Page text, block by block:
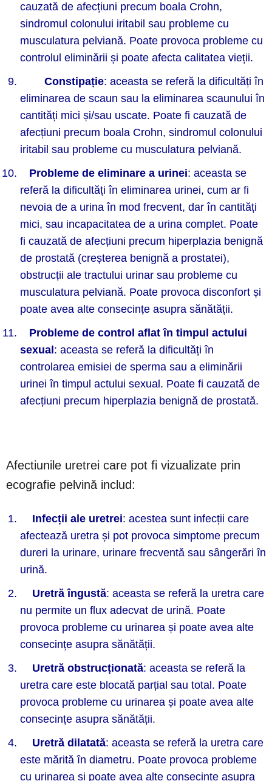
cauzată de afecțiuni precum boala Crohn,
sindromul colonului iritabil sau probleme cu
musculatura pelviană. Poate provoca probleme cu
controlul eliminării și poate afecta calitatea vieții.
Constipație: aceasta se referă la dificultăți în
eliminarea de scaun sau la eliminarea scaunului în
cantități mici și/sau uscate. Poate fi cauzată de
afecțiuni precum boala Crohn, sindromul colonului
iritabil sau probleme cu musculatura pelviană.
Probleme de eliminare a urinei: aceasta se
referă la dificultăți în eliminarea urinei, cum ar fi
nevoia de a urina în mod frecvent, dar în cantități
mici, sau incapacitatea de a urina complet. Poate
fi cauzată de afecțiuni precum hiperplazia benignă
de prostată (creșterea benignă a prostatei),
obstrucții ale tractului urinar sau probleme cu
musculatura pelviană. Poate provoca disconfort și
poate avea alte consecințe asupra sănătății.
Probleme de control aflat în timpul actului
sexual: aceasta se referă la dificultăți în
controlarea emisiei de sperma sau a eliminării
urinei în timpul actului sexual. Poate fi cauzată de
afecțiuni precum hiperplazia benignă de prostată.
Afectiunile uretrei care pot fi vizualizate prin
ecografie pelvină includ:
Infecții ale uretrei: acestea sunt infecții care
afectează uretra și pot provoca simptome precum
dureri la urinare, urinare frecventă sau sângerări în
urină.
Uretră îngustă: aceasta se referă la uretra care
nu permite un flux adecvat de urină. Poate
provoca probleme cu urinarea și poate avea alte
consecințe asupra sănătății.
Uretrăobstrucționată: aceasta se referă la
uretra care este blocată parțial sau total. Poate
provoca probleme cu urinarea și poate avea alte
consecințe asupra sănătății.
Uretră dilatată: aceasta se referă la uretra care
este mărită în diametru. Poate provoca probleme
cu urinarea și poate avea alte consecințe asupra